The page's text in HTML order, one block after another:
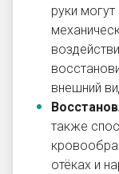
руки
внешний
также
отёках и